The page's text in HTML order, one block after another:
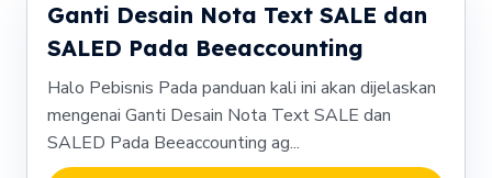
Ganti Desain Nota Text SALE dan
SALED Pada Beeaccounting
Halo Pebisnis Pada panduan kali ini akan dijelaskan
mengenai Ganti Desain Nota Text SALE dan
SALED Pada Beeaccounting ag...